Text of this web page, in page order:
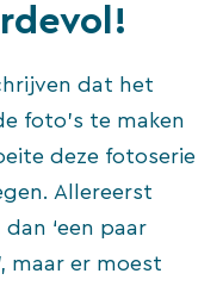
dat het
foto’s te maken
deze fotoserie
Allereerst
‘een paar
maar er moest